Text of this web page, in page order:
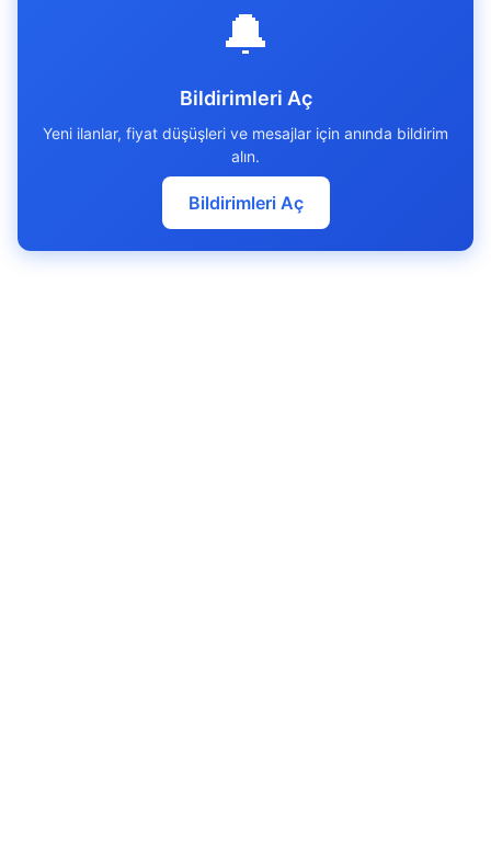
🔔
Bildirimleri Aç
Yeni ilanlar, fiyat düşüşleri ve mesajlar için anında bildirim
alın.
Bildirimleri Aç